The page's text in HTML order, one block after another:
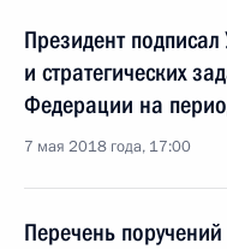
Президент
и стратегических
Федерации на
7 мая 2018 года, 17:00
Перечень